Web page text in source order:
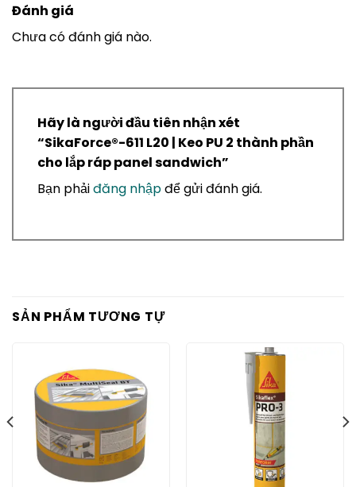
Đánh giá
Chưa có đánh giá nào.
Hãy là người đầu tiên nhận xét
“SikaForce®-611 L20 | Keo PU 2 thành phần
cho lắp ráp panel sandwich”
Bạn phảiđăng nhậpđể gửi đánh giá.
SẢN PHẨM TƯƠNG TỰ